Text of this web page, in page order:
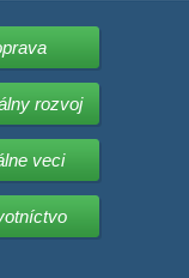
rozvoj
veci